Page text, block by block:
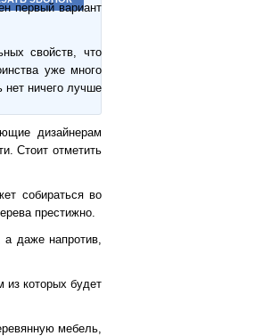
первый вариант
свойств, что
уже много
нет ничего лучше
дизайнерам
Стоит отметить
собираться во
престижно.
а даже напротив,
из которых будет
мебель,